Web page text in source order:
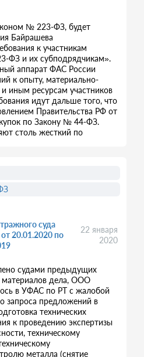
№ 223-ФЗ, будет
Байрашева
к участникам
ФЗ и их субподрядчикам».
аппарат ФАС России
к опыту, материально-
иным ресурсам участников
идут дальше того, что
Правительства РФ от
по Закону № 44-ФЗ.
столь жесткий по
суда
20.01.2020 по
22 января
2020
судами предыдущих
материалов дела, ООО
в УФАС по РТ с жалобой
запроса предложений в
технических
к проведению экспертизы
техническому
металла (снятие